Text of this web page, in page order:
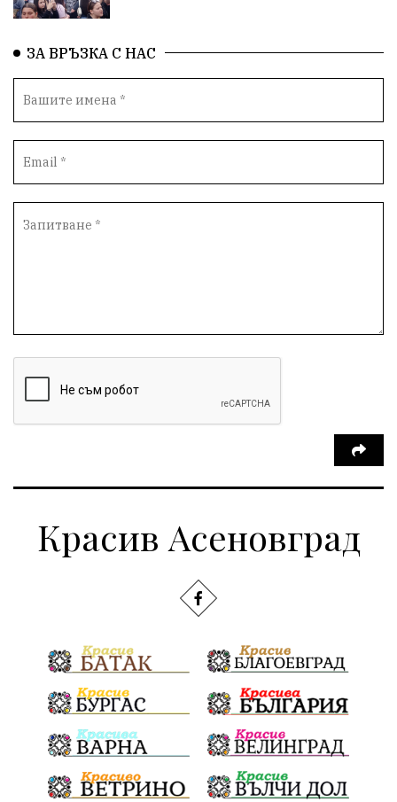
ЗА ВРЪЗКА С НАС
Красив Асеновград